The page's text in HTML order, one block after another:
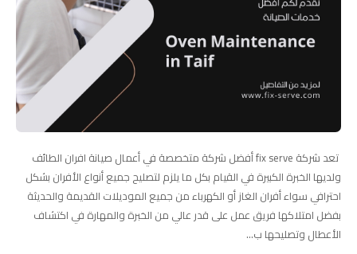
تعد شركة fix serve أفضل شركة متخصصة في أعمال صيانة افران الطائف
ولديها الخبرة الكبيرة في القيام بكل ما يلزم لتصليح جميع أنواع الأفران بشكل
احترافي سواء أفران الغاز أو الكهرباء من جميع الموديلات القديمة والحديثة
بفضل امتلاكها فريق عمل على قدر عالي من الخبرة والمهارة في اكتشاف
الأعطال وتصليحها ب...